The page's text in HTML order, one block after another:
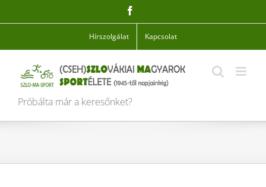
Hírszolgálat Kapcsolat
Próbálta már a keresőnket?